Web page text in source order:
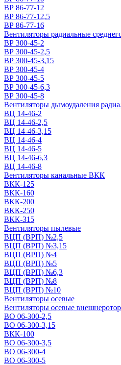
ВР 86-77-12
ВР 86-77-12,5
ВР 86-77-16
Вентиляторы радиальные
ВР 300-45-2
ВР 300-45-2,5
ВР 300-45-3,15
ВР 300-45-4
ВР 300-45-5
ВР 300-45-6,3
ВР 300-45-8
Вентиляторы дымоудаления
ВЦ 14-46-2
ВЦ 14-46-2,5
ВЦ 14-46-3,15
ВЦ 14-46-4
ВЦ 14-46-5
ВЦ 14-46-6,3
ВЦ 14-46-8
Вентиляторы канальные ВКК
ВКК-125
ВКК-160
ВКК-200
ВКК-250
ВКК-315
Вентиляторы пылевые
ВЦП (ВРП) №2,5
ВЦП (ВРП) №3,15
ВЦП (ВРП) №4
ВЦП (ВРП) №5
ВЦП (ВРП) №6,3
ВЦП (ВРП) №8
ВЦП (ВРП) №10
Вентиляторы осевые
Вентиляторы осевые
ВО 06-300-2,5
ВО 06-300-3,15
ВКК-100
ВО 06-300-3,5
ВО 06-300-4
ВО 06-300-5